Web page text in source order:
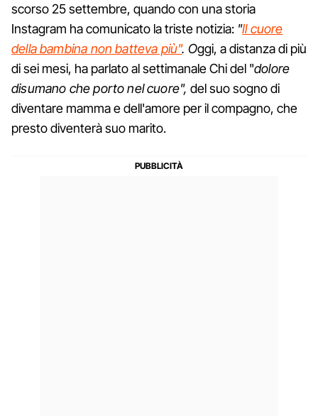
scorso 25 settembre, quando con una storia
Instagram ha comunicato la triste notizia: "Il cuore
della bambina non batteva più". Oggi, a distanza di più
di sei mesi, ha parlato al settimanale Chi del "dolore
disumano che porto nel cuore", del suo sogno di
diventare mamma e dell'amore per il compagno, che
presto diventerà suo marito.